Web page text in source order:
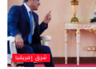
شرق إفريقيا